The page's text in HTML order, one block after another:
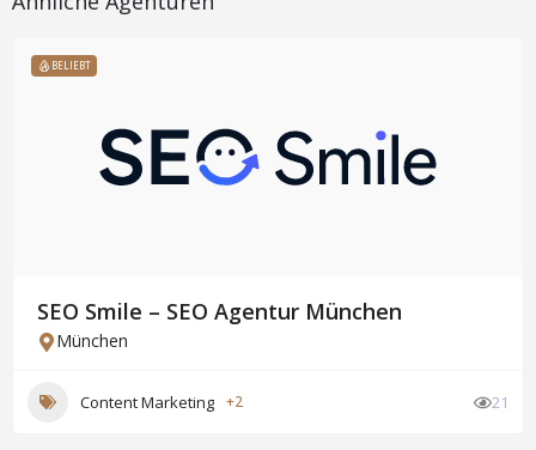
BELIEBT
SEO Smile – SEO Agentur München
München
Content Marketing +2 21